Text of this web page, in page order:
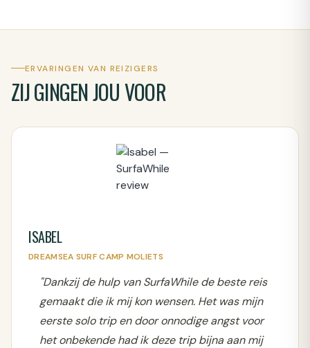
ERVARINGEN VAN REIZIGERS
ZIJ GINGEN JOU VOOR
ISABEL
DREAMSEA SURF CAMP MOLIETS
"Dankzij de hulp van SurfaWhile de beste reis
gemaakt die ik mij kon wensen. Het was mijn
eerste solo trip en door onnodige angst voor
het onbekende had ik deze trip bijna aan mij